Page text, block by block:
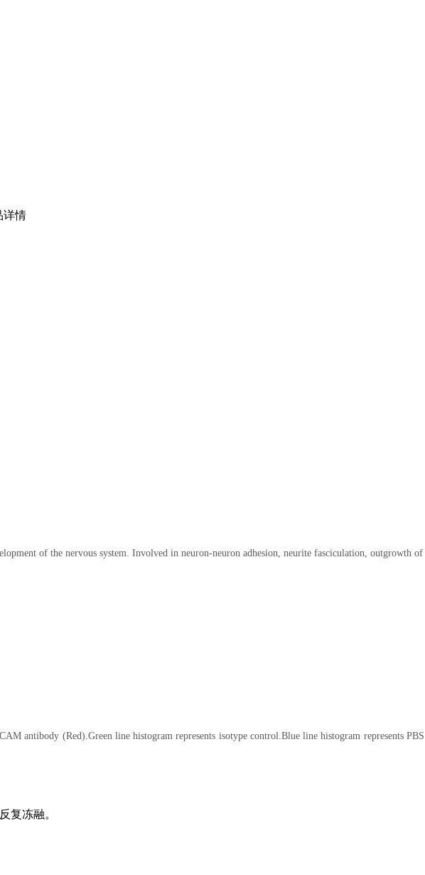
详情
of the nervous system. Involved in neuron-neuron adhesion, neurite fasciculation, outgrowth of
antibody (Red).Green line histogram represents isotype control.Blue line histogram represents PBS
复冻融。